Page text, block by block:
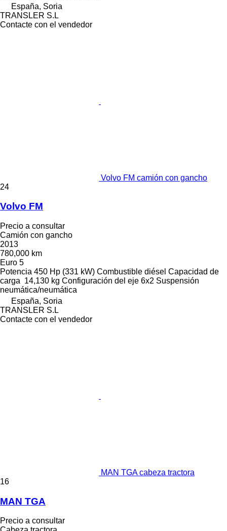
España, Soria
TRANSLER S.L
Contacte con el vendedor
Volvo FM camión con gancho
24
Volvo FM
Precio a consultar
Camión con gancho
2013
780,000 km
Euro 5
Potencia 450 Hp (331 kW) Combustible diésel Capacidad de
carga 14,130 kg Configuración del eje 6x2 Suspensión
neumática/neumática
España, Soria
TRANSLER S.L
Contacte con el vendedor
MAN TGA cabeza tractora
16
MAN TGA
Precio a consultar